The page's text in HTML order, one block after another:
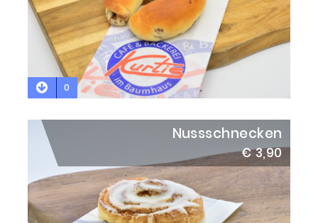
0
Nussschnecken
€ 3,90